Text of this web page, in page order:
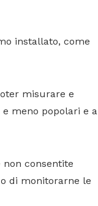
installato, come
misurare e
meno popolari e a
consentite
di monitorarne le